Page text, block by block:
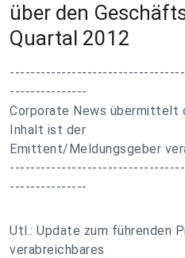
über den
Quartal 2012
---------------
Corporate News übermittelt
Inhalt ist der
Emittent/Meldungsgeber
---------------
Utl.: Update zum führenden
verabreichbares